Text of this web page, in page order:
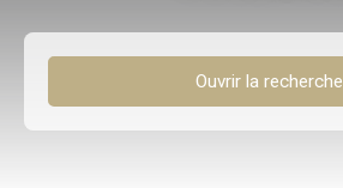
Ouvrir la recherche